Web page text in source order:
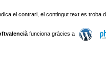
el contrari, el contingut text es troba
funciona gràcies a